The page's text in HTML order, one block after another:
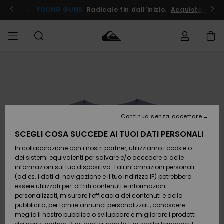
informazioni
prodotto
! YOUNG GUNS Radicale fin dall’inizio. Acquista Ora
Accessori
Calzature
e
infradito
Surf /
Acqua
Accessori
Calzature
e
infradito
Surf /
Acqua
Nuovi
Da
Scoprire
Snow
SURF
Highlights
Comunità
SNOW
Shop
Snow
Shop
Donna
OUTLET
Outlet
Donna
Spedizione
Pagamento
Buono regalo
Quiksilver
Freedom
SCEGLI COSA SUCCEDE AI TUOI DATI PERSONALI
In collaborazione con i nostri partner, utilizziamo i cookie o
dei sistemi equivalenti per salvare e/o accedere a delle
informazioni sul tuo dispositivo. Tali informazioni personali
(ad es. i dati di navigazione e il tuo indirizzo IP) potrebbero
essere utilizzati per: offrirti contenuti e informazioni
personalizzati, misurare l’efficacia dei contenuti e della
pubblicità, per fornire annunci personalizzati, conoscere
meglio il nostro pubblico o sviluppare e migliorare i prodotti
Continua senza accettare